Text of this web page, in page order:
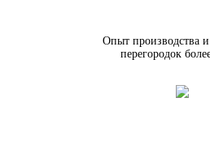
Опыт производства и
перегородок